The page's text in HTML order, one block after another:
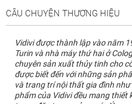
CÂU CHUYỆN THƯƠNG HIỆU
Vidivi được thành lập vào năm
Turin và nhà máy thứ hai ở
chuyên sản xuất thủy tinh cho
được biết đến với những sản
và trang trí nội thất gia đình
phẩm của Vidivi đều mang thiết